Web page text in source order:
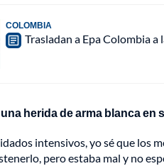
COLOMBIA
Trasladan a Epa Colombia
herida de arma blanca en
intensivos, yo sé que los
pero estaba mal y no